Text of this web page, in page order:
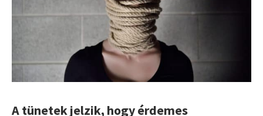
A tünetek jelzik, hogy érdemes